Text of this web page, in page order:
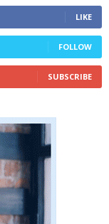
LIKE
FOLLOW
SUBSCRIBE